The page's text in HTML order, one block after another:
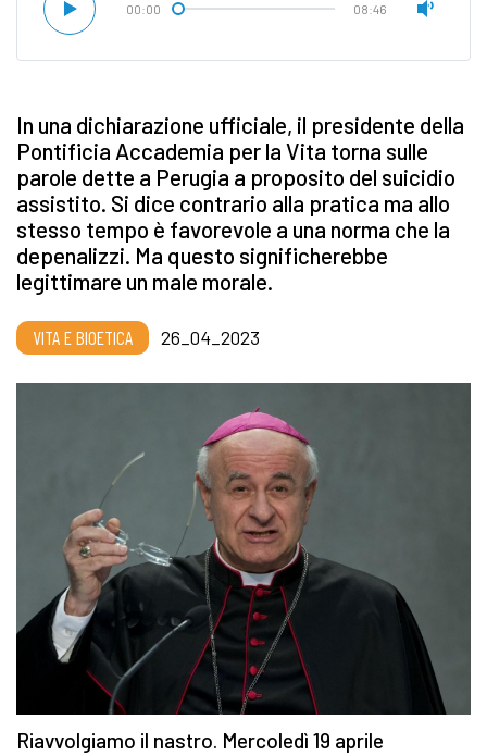
00:00 08:46
In una dichiarazione ufficiale, il presidente della
Pontificia Accademia per la Vita torna sulle
parole dette a Perugia a proposito del suicidio
assistito. Si dice contrario alla pratica ma allo
stesso tempo è favorevole a una norma che la
depenalizzi. Ma questo significherebbe
legittimare un male morale.
VITA E BIOETICA 26_04_2023
Riavvolgiamo il nastro. Mercoledì 19 aprile